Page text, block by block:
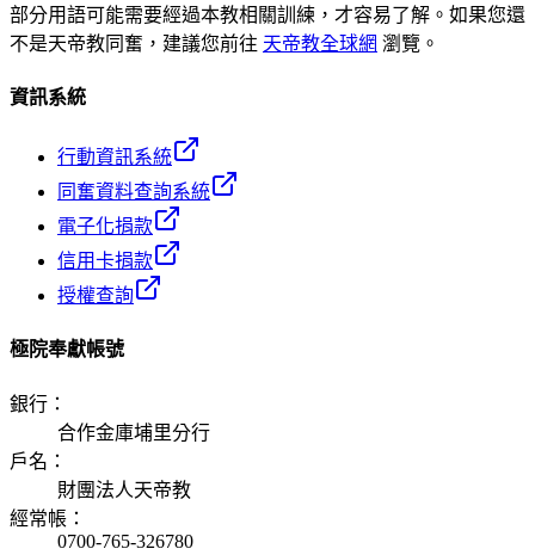
部分用語可能需要經過本教相關訓練，才容易了解。如果您還
不是天帝教同奮，建議您前往 天帝教全球網 瀏覽。
資訊系統
行動資訊系統
同奮資料查詢系統
電子化捐款
信用卡捐款
授權查詢
極院奉獻帳號
銀行 ：
合作金庫埔里分行
戶名 ：
財團法人天帝教
經常帳 ：
0700-765-326780